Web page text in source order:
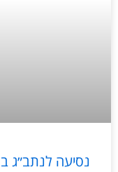
נסיעה לנתב״ג